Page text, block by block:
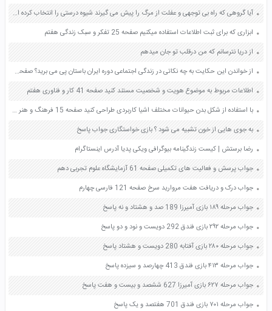
آیا گروهی که راه بی توجهی و عفلت از مرگ را پیش می گیرند شیوه درستی را انتخاب کرده اند چرا ؟ صفحه 45 دین و زندگی دهم
ابزاری که برای ثبت اطلاعات استفاده میکنیم صفحه 25 تفکر و سبک زندگی هفتم
از دریا نترسانم که من درقلب تو جان میدهم
از خواندن این حکایت به چه نکاتی در زندگی اجتماعی دوره ایران باستان پی می برید؟ صفحه 136 پیام های آسمان هفتم
اطلاعات مربوط به موضوع هویت و شخصیت مستند کنید صفحه 41 کار و فناوری هفتم
با استفاده از شکل بدن حیوانات مختلف اشیا کاربردی طراحی کنید صفحه 15 فرهنگ و هنر هشتم
به جوی هایی از خون تشبیه می شود ؟ بازی خواستگاری جواب پاسخ
رضا برستش | کیست زندگینامه بیوگرافی ویکی پدیا آدرس اینستاگرام
جواب پرسش و فعالیت های تکمیلی صفحه 61 آزمایشگاه علوم تجربی دهم
جواب درک و دریافت هفت مروارید سرخ صفحه 121 فارسی چهارم
جواب مرحله ۱۸۹ بازی آمیرزا 189 صد و هشتاد و نه پاسخ
جواب مرحله ۲۹۲ بازی فندق 292 دویست و نود و دو پاسخ
جواب مرحله ۲۸۰ بازی آفتابه 280 دویست و هشتاد پاسخ
جواب مرحله ۴۱۳ بازی فندق 413 چهارصد و سیزده پاسخ
جواب مرحله ۶۲۷ بازی آمیرزا 627 ششصد و بیست و هفت پاسخ
جواب مرحله ۷۰۱ بازی فندق 701 هفتصد و یک پاسخ